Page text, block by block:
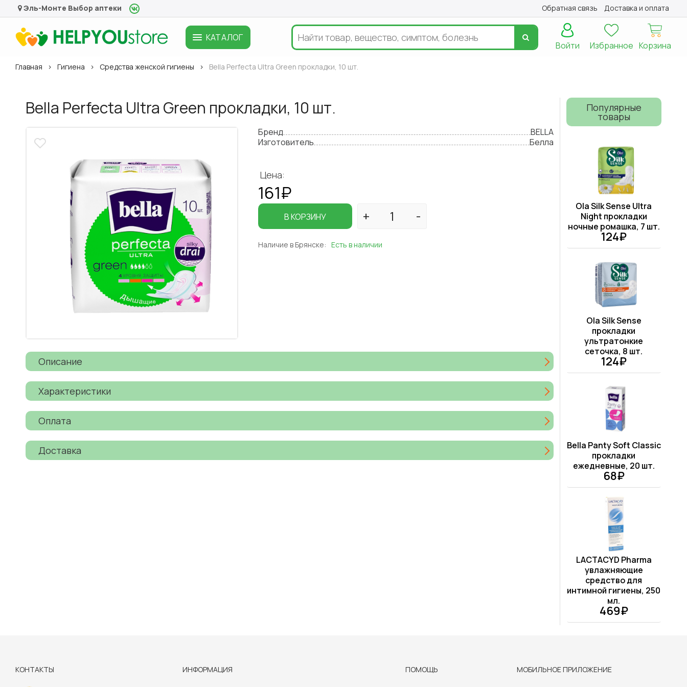
Эль-Монте Выбор аптеки Обратная связь Доставка и оплата
КАТАЛОГ
Корзина
Избранное
Войти
Главная Гигиена Средства женской гигиены Bella Perfecta Ultra Green прокладки, 10 шт.
Bella Perfecta Ultra Green прокладки, 10 шт.
Бренд
BELLA
Изготовитель
Белла
Цена:
161₽
В КОРЗИНУ
Наличие в Брянске: Есть в наличии
Описание
Характеристики
Оплата
Доставка
Популярные
товары
Ola Silk Sense Ultra
Night прокладки
ночные ромашка, 7 шт.
124₽
Ola Silk Sense
прокладки
ультратонкие
сеточка, 8 шт.
124₽
Bella Panty Soft Classic
прокладки
ежедневные, 20 шт.
68₽
LACTACYD Pharma
увлажняющие
средство для
интимной гигиены, 250
мл.
469₽
КОНТАКТЫ ИНФОРМАЦИЯ ПОМОЩЬ МОБИЛЬНОЕ ПРИЛОЖЕНИЕ